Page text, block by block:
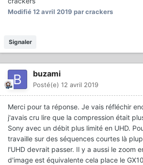
Modifié12 avril 2019 par crackers
Signaler
buzami
Posté(e) 12 avril 2019
Merci pour ta réponse. Je vais réfléchir
j'avais cru lire que la compression était
Sony avec un débit plus limité en UHD.
travaille sur des séquences courtes là
l'UHD devrait passer. Il y a aussi le zoom
d'image est équivalente cela place le